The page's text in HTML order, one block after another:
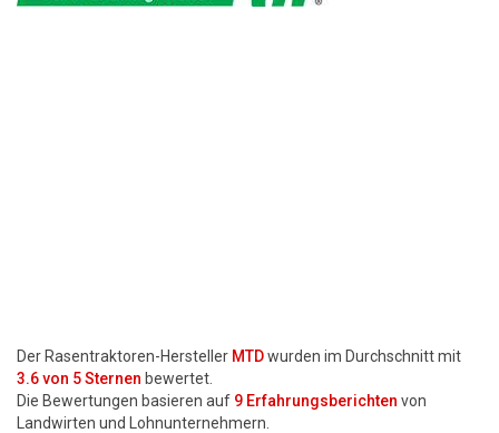
Der Rasentraktoren-Hersteller MTDwurden im Durchschnitt mit
3.6von 5 Sternen bewertet.
Die Bewertungen basieren auf 9 Erfahrungsberichten von
Landwirten und Lohnunternehmern.